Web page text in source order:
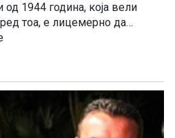
1944 година, која вели
тоа, е лицемерно да